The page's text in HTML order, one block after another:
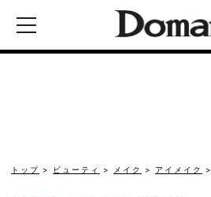
トップ ビューティ メイク アイメイク